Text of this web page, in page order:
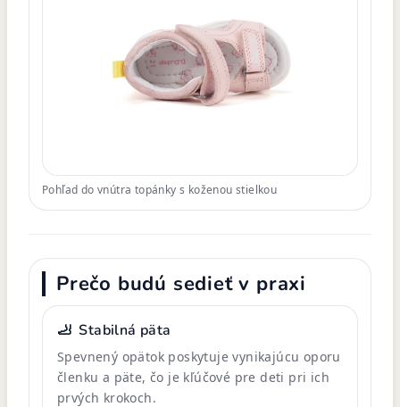
Pohľad do vnútra topánky s koženou stielkou
Prečo budú sedieť v praxi
🦶 Stabilná päta
Spevnený opätok poskytuje vynikajúcu oporu
členku a päte, čo je kľúčové pre deti pri ich
prvých krokoch.